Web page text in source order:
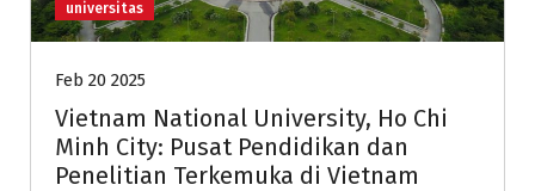
universitas
Feb 20 2025
Vietnam National University, Ho Chi
Minh City: Pusat Pendidikan dan
Penelitian Terkemuka di Vietnam